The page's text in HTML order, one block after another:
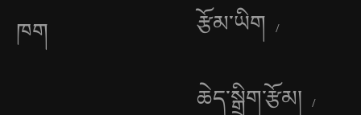
ཁག རྩོམ་ཡིག
ཆེད་སྒྲིག་རྩོམ།